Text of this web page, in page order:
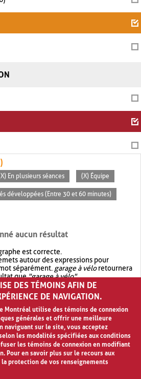
En plusieurs séances (X) Équipe
développées (Entre 30 et 60 minutes)
aucun résultat
est correcte.
autour des expressions pour
séparément. garage à véloretournera
que"garage à vélo".
recherche avec OR.garage OR vélo
de résultat quegarage à vélo
DES TÉMOINS AFIN DE
DE NAVIGATION.
Montréal utilise des témoins de connexion
générales et offrir une meilleure
naviguant sur le site, vous acceptez
les modalités spécifiées aux conditions
les témoins de connexion en modifiant
Pour en savoir plus sur le recours aux
protection de vos renseignements